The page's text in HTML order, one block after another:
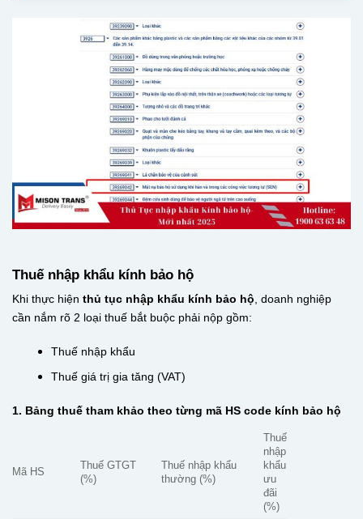
Thuế nhập khẩu kính bảo hộ
Khi thực hiện thủ tục nhập khẩu kính bảo hộ , doanh nghiệp
cần nắm rõ 2 loại thuế bắt buộc phải nộp gồm:
Thuế nhập khẩu
Thuế giá trị gia tăng (VAT)
1. Bảng thuế tham khảo theo từng mã HS code kính bảo hộ
Mã HS
Thuế GTGT
(%)
Thuế nhập khẩu
thường (%)
Thuế
nhập
khẩu
ưu
đãi
(%)